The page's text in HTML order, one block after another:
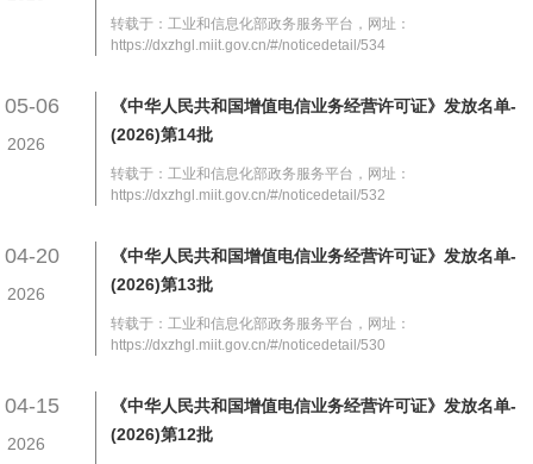
转载于：工业和信息化部政务服务平台，网址：
https://dxzhgl.miit.gov.cn/#/noticedetail/534
05-06
2026
《中华人民共和国增值电信业务经营许可证》发放名单-
(2026)第14批
转载于：工业和信息化部政务服务平台，网址：
https://dxzhgl.miit.gov.cn/#/noticedetail/532
04-20
2026
《中华人民共和国增值电信业务经营许可证》发放名单-
(2026)第13批
转载于：工业和信息化部政务服务平台，网址：
https://dxzhgl.miit.gov.cn/#/noticedetail/530
04-15
2026
《中华人民共和国增值电信业务经营许可证》发放名单-
(2026)第12批